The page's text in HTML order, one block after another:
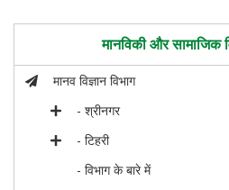
मानविकी और सामाजिक
मानव विज्ञान विभाग
- श्रीनगर
- टिहरी
- विभाग के बारे में